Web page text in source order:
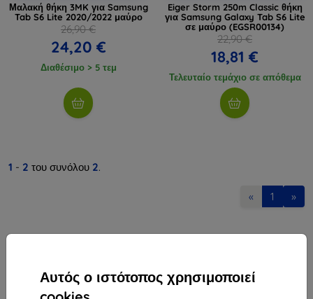
Αυτός ο ιστότοπος χρησιμοποιεί
Μαλακή θήκη 3MK για Samsung
Tab S6 Lite 2020/2022 μαύρο
26,90 €
24,20 €
Διαθέσιμο > 5 τεμ
Eiger Storm 250m Classic θήκη
για Samsung Galaxy Tab S6 Lite
σε μαύρο (EGSR00134)
22,90 €
18,81 €
Τελευταίο τεμάχιο σε απόθεμα
1 - 2 του συνόλου 2.
« 1 »